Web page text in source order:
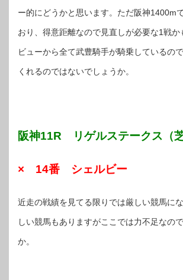
ー的にどうかと思います。ただ阪神1400m
おり、得意距離なので見直しが必要な1戦
ビューから全て武豊騎手が騎乗しているの
くれるのではないでしょうか。
阪神11R リゲルステークス（
× 14番 シェルビー
近走の戦績を見てる限りでは厳しい競馬に
しい競馬もありますがここでは力不足なの
か。